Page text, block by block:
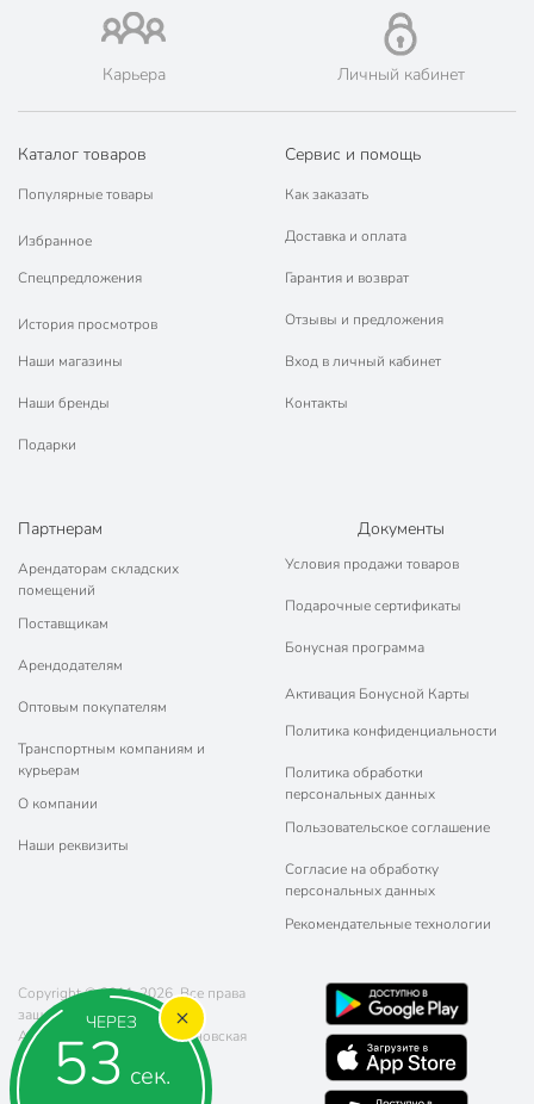
ЧЕРЕЗ
53 сек.
Карьера Личный кабинет
Каталог товаров
Популярные товары
Избранное
Спецпредложения
История просмотров
Наши магазины
Наши бренды
Подарки
Сервис и помощь
Как заказать
Доставка и оплата
Гарантия и возврат
Отзывы и предложения
Вход в личный кабинет
Контакты
Партнерам
Арендаторам складских
помещений
Поставщикам
Арендодателям
Оптовым покупателям
Транспортным компаниям и
курьерам
О компании
Наши реквизиты
Документы
Условия продажи товаров
Подарочные сертификаты
Бонусная программа
Активация Бонусной Карты
Политика конфиденциальности
Политика обработки
персональных данных
Пользовательское соглашение
Согласие на обработку
персональных данных
Рекомендательные технологии
Copyright © 2011-2026. Все права
защищены.
Адрес: г. Москва, ул. Чертановская
20 (метро Южная)
Телефон:8 (800) 770-77-06